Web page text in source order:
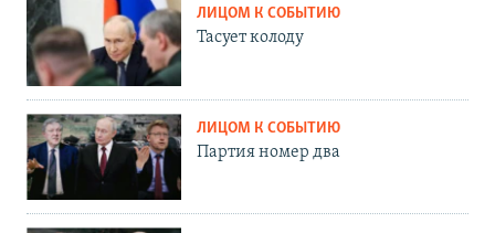
ЛИЦОМ К СОБЫТИЮ
Тасует колоду
ЛИЦОМ К СОБЫТИЮ
Партия номер два